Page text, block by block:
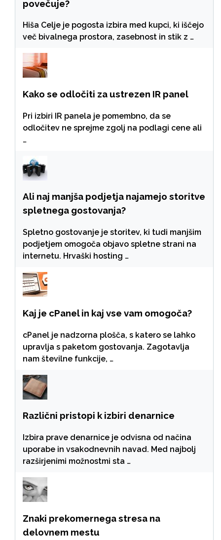
povečuje?
Hiša Celje je pogosta izbira med kupci, ki iščejo
več bivalnega prostora, zasebnost in stik z …
Kako se odločiti za ustrezen IR panel
Pri izbiri IR panela je pomembno, da se
odločitev ne sprejme zgolj na podlagi cene ali
…
Ali naj manjša podjetja najamejo storitve
spletnega gostovanja?
Spletno gostovanje je storitev, ki tudi manjšim
podjetjem omogoča objavo spletne strani na
internetu. Hrvaški hosting …
Kaj je cPanel in kaj vse vam omogoča?
cPanel je nadzorna plošča, s katero se lahko
upravlja s paketom gostovanja. Zagotavlja
nam številne funkcije, …
Različni pristopi k izbiri denarnice
Izbira prave denarnice je odvisna od načina
uporabe in vsakodnevnih navad. Med najbolj
razširjenimi možnostmi sta …
Znaki prekomernega stresa na
delovnem mestu